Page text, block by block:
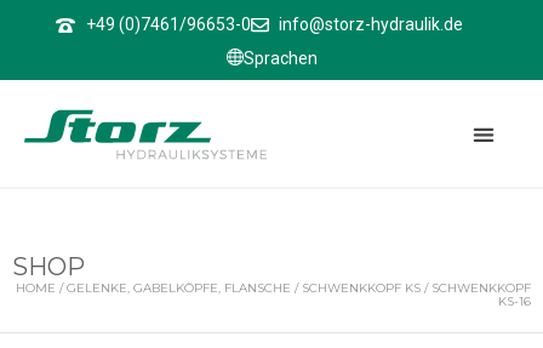
+49 (0)7461/96653-0
info@storz-hydraulik.de
Sprachen
SHOP
HOME /GELENKE, GABELKÖPFE, FLANSCHE / SCHWENKKOPF KS / SCHWENKKOPF
KS-16